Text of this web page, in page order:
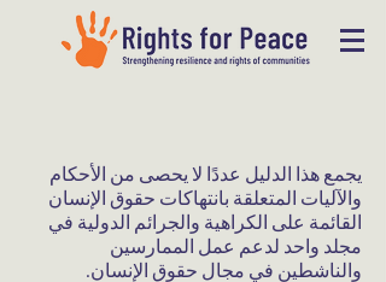
يجمع هذا الدليل عددًا لا يحصى من الأحكام
والآليات المتعلقة بانتهاكات حقوق الإنسان
القائمة على الكراهية والجرائم الدولية في
مجلد واحد لدعم عمل الممارسين
والناشطين في مجال حقوق الإنسان.